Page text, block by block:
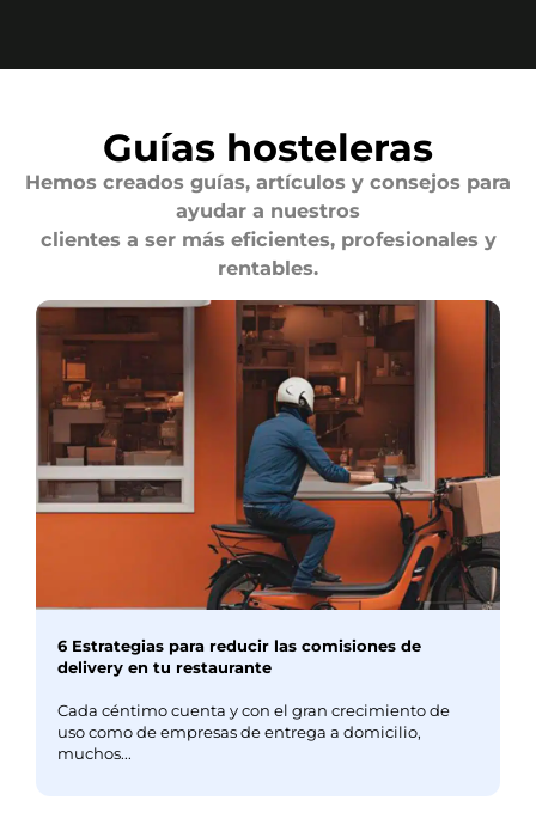
Guías hosteleras
Hemos creados guías, artículos y consejos para
ayudar a nuestros
clientes a ser más eficientes, profesionales y
rentables.
6 Estrategias para reducir las comisiones de
delivery en tu restaurante
Cada céntimo cuenta y con el gran crecimiento de
uso como de empresas de entrega a domicilio,
muchos...